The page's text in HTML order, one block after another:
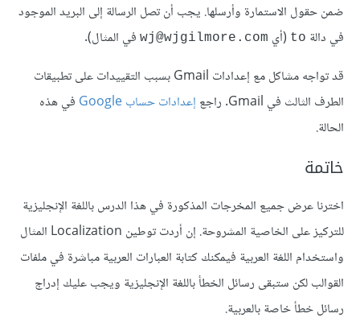
ضمن حقول الاستمارة وأرسلها. يجب أن تصل الرسالة إلى البريد الموجود
في دالة to (أي wj@wjgilmore.com في المثال).
قد تواجه مشاكل مع إعدادات Gmail بسبب التقييدات على تطبيقات
الطرف الثالث في Gmail. راجع
إعدادات حساب Google
في هذه
الحالة.
خاتمة
اخترنا عرض جميع المخرجات المذكورة في هذا الدرس باللغة الإنجليزية
للتركيز على الخاصية المشروحة. إن أردت توطين Localization المثال
واستخدام اللغة العربية فيمكنك كتابة العبارات العربية مباشرة في ملفات
القوالب لكن ستبقى رسائل الخطأ باللغة الإنجليزية ويجب عليك إدراج
رسائل خطأ خاصة بالعربية.